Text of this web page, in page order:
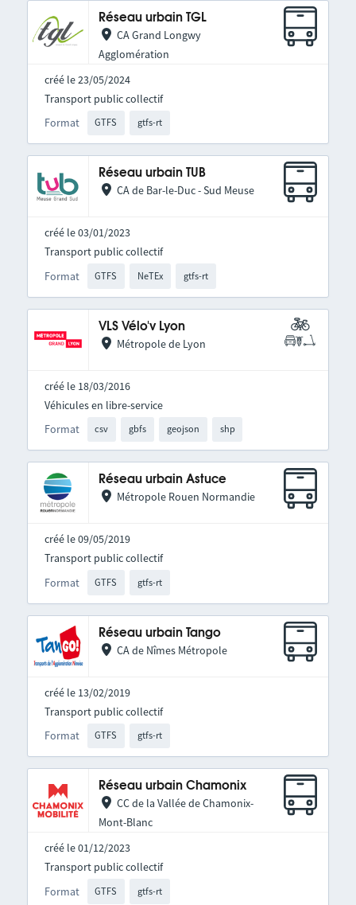
Réseau urbain TGL
CA Grand Longwy
Agglomération
créé le 23/05/2024
Format GTFS gtfs-rt
Transport public collectif
Réseau urbain TUB
CA de Bar-le-Duc - Sud Meuse
créé le 03/01/2023
Format GTFS NeTEx gtfs-rt
Transport public collectif
VLS Vélo'v Lyon
Métropole de Lyon
créé le 18/03/2016
Format csv gbfs geojson shp
Véhicules en libre-service
Réseau urbain Astuce
Métropole Rouen Normandie
créé le 09/05/2019
Format GTFS gtfs-rt
Transport public collectif
Réseau urbain Tango
CA de Nîmes Métropole
créé le 13/02/2019
Format GTFS gtfs-rt
Transport public collectif
Réseau urbain Chamonix
CC de la Vallée de Chamonix-
Mont-Blanc
créé le 01/12/2023
Format GTFS gtfs-rt
Transport public collectif